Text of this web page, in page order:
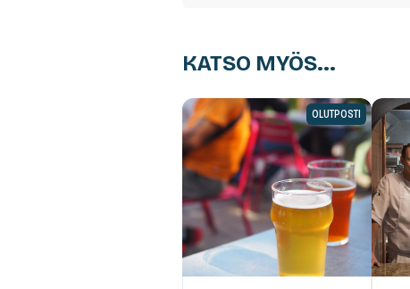
KATSO MYÖS...
OLUTPOSTI